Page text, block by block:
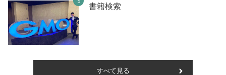
書籍検索
すべて見る